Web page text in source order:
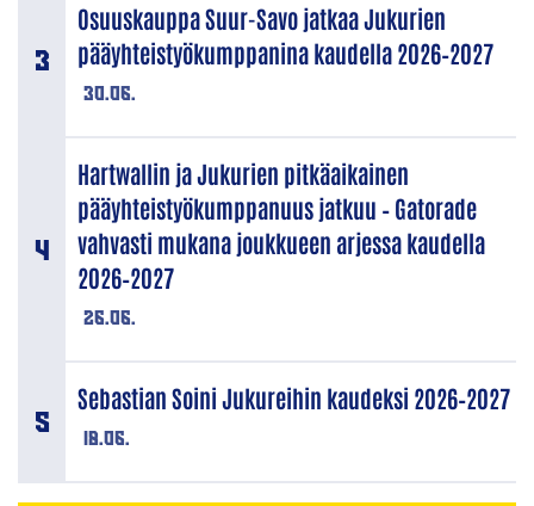
30.06.
Osuuskauppa Suur-Savo jatkaa Jukurien
pääyhteistyökumppanina kaudella 2026–2027
26.06.
Hartwallin ja Jukurien pitkäaikainen
pääyhteistyökumppanuus jatkuu – Gatorade
vahvasti mukana joukkueen arjessa kaudella
2026–2027
18.06.
Sebastian Soini Jukureihin kaudeksi 2026–2027